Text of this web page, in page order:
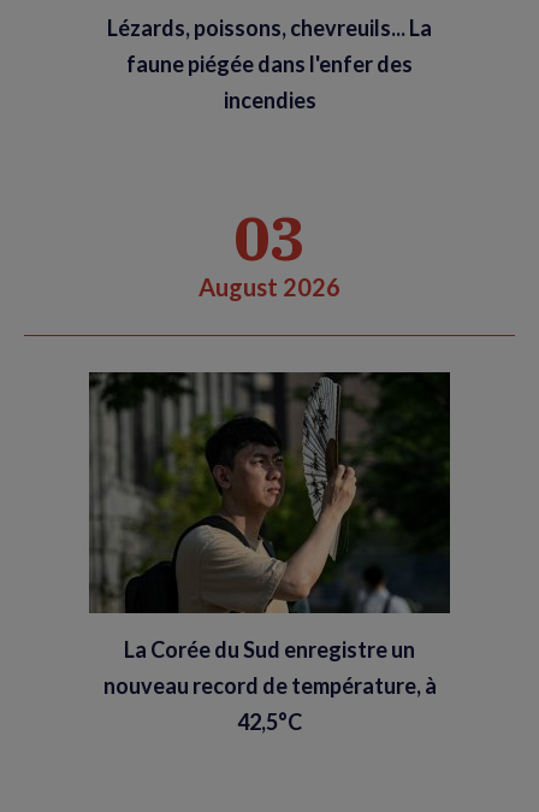
Lézards, poissons, chevreuils... La
faune piégée dans l'enfer des
incendies
03
August 2026
La Corée du Sud enregistre un
nouveau record de température, à
42,5°C